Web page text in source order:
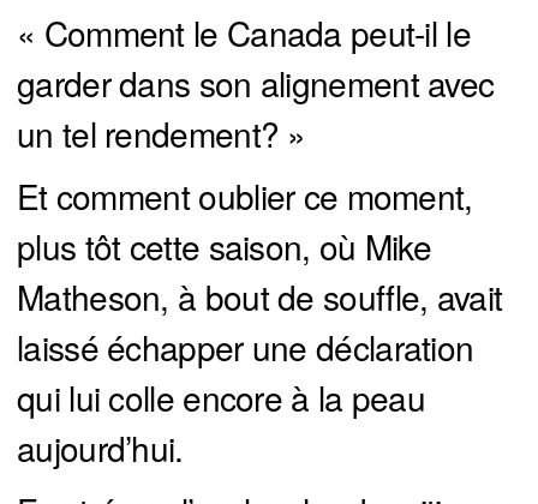
« Comment le Canada peut-il le
garder dans son alignement avec
un tel rendement? »
Et comment oublier ce moment,
plus tôt cette saison, où Mike
Matheson, à bout de souffle, avait
laissé échapper une déclaration
qui lui colle encore à la peau
aujourd’hui.